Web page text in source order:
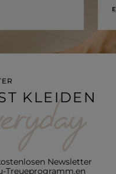
KLEIDEN
Newsletter
Treueprogramm.en